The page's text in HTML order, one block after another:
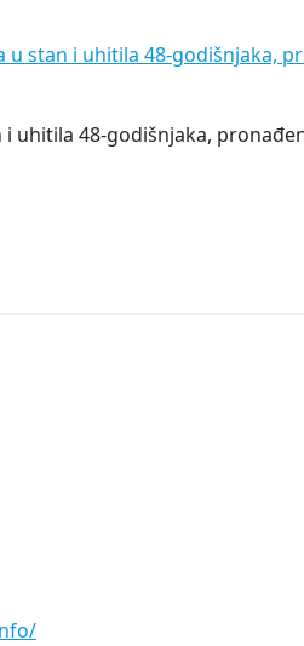
u stan i uhitila 48-godišnjaka,